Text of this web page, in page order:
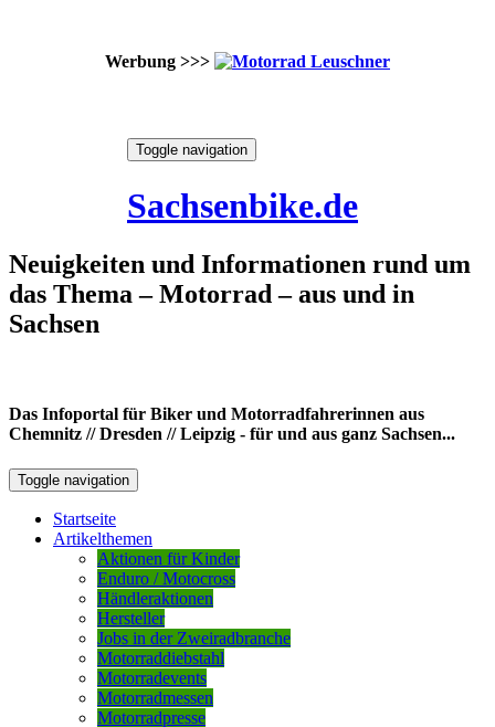
Werbung >>>
Toggle navigation
Sachsenbike.de
Neuigkeiten und Informationen rund um
das Thema – Motorrad – aus und in
Sachsen
Das Infoportal für Biker und Motorradfahrerinnen aus
Chemnitz // Dresden // Leipzig - für und aus ganz Sachsen...
Toggle navigation
Startseite
Artikelthemen
Aktionen für Kinder
Enduro / Motocross
Händleraktionen
Hersteller
Jobs in der Zweiradbranche
Motorraddiebstahl
Motorradevents
Motorradmessen
Motorradpresse